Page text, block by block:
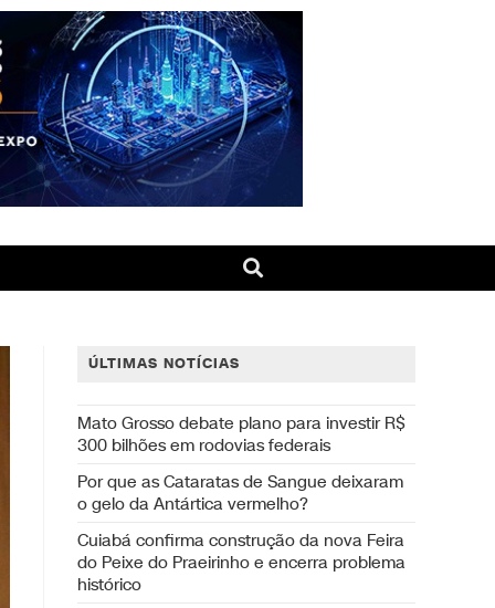
ÚLTIMAS NOTÍCIAS
Mato Grosso debate plano para investir R$
300 bilhões em rodovias federais
Por que as Cataratas de Sangue deixaram
o gelo da Antártica vermelho?
Cuiabá confirma construção da nova Feira
do Peixe do Praeirinho e encerra problema
histórico